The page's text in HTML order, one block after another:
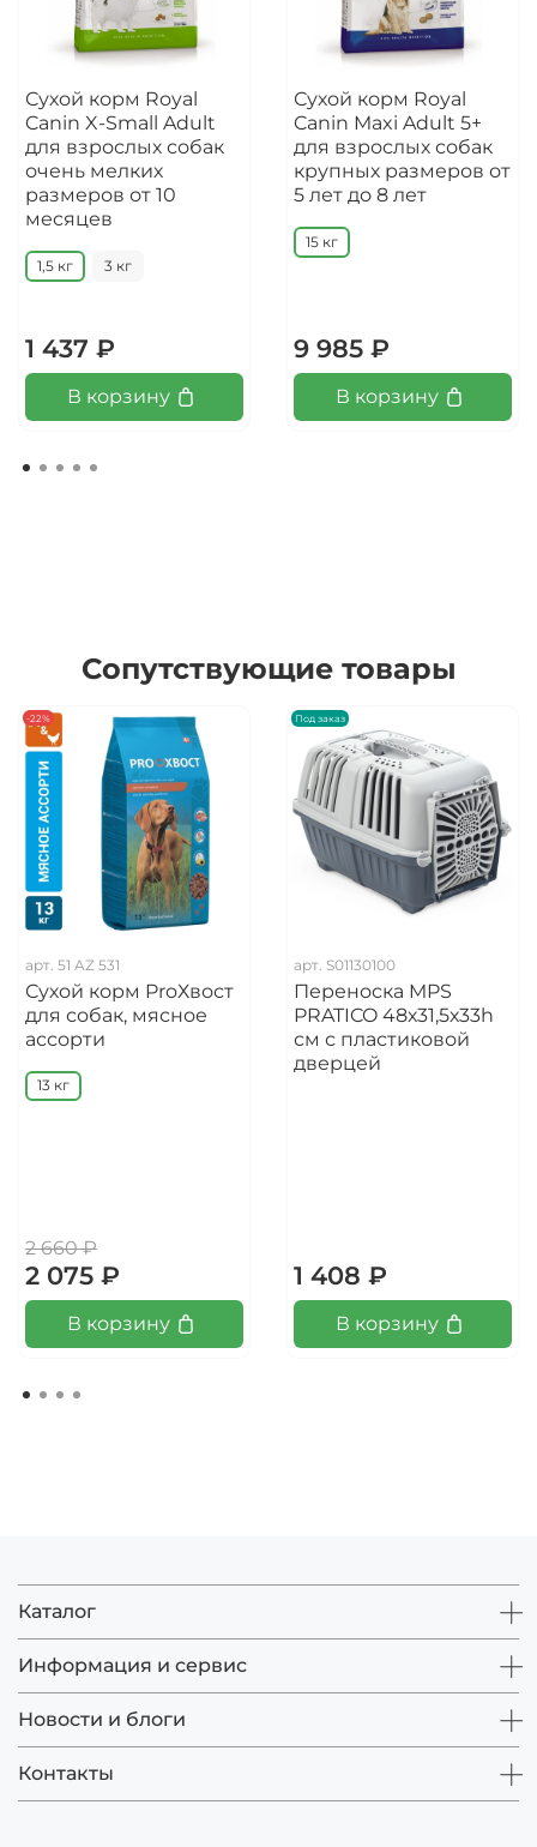
Сухой корм Royal
Canin X-Small Adult
для взрослых собак
очень мелких
размеров от 10
месяцев
1,5 кг 3 кг
1 437 ₽
В корзину
Сухой корм Royal
Canin Maxi Adult 5+
для взрослых собак
крупных размеров от
5 лет до 8 лет
15 кг
9 985 ₽
В корзину
Сопутствующие товары
-22%
арт. 51 AZ 531
Сухой корм ProХвост
для собак, мясное
ассорти
13 кг
2 660 ₽
2 075 ₽
В корзину
Под заказ
арт. S01130100
Переноска MPS
PRATICO 48х31,5х33h
см с пластиковой
дверцей
1 408 ₽
В корзину
Каталог
Информация и сервис
Новости и блоги
Контакты